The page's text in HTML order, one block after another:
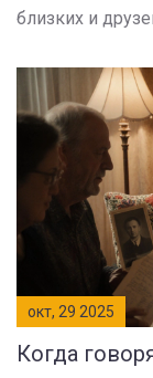
близких и
окт, 29 2025
Когда